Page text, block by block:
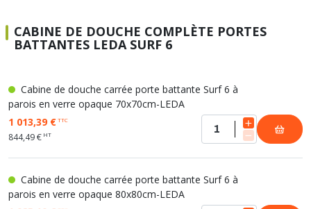
CABINE DE DOUCHE COMPLÈTE PORTES
BATTANTES LEDA SURF 6
Cabine de douche carrée porte battante Surf 6 à
parois en verre opaque 70x70cm-LEDA
1 013,39 €TTC
844,49 € HT
Cabine de douche carrée porte battante Surf 6 à
parois en verre opaque 80x80cm-LEDA